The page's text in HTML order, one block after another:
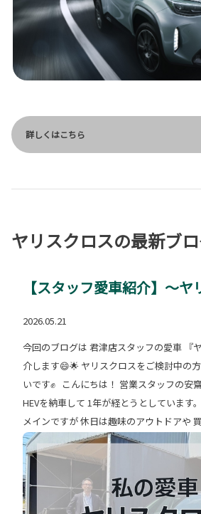
詳しくはこちら
ヤリスクロスの最新ブ
【スタッフ愛車紹介】～
2026.05.21
今回のブログは 君津店スタッフの愛車 『
介します😄🌟 ヤリスクロスをご検討中の方の 参考になると嬉し
いです✊ こんにちは！ 営業スタッフの安齋です🌟 ヤリスクロス
HEVを納車して 1年が経とうとしています。 通勤（片道30km）が
メインですが 休日は趣味のアウトドアや
用しております。 特に気に入っている点は... ①燃費 使い方にも
よりますが 平均燃費はなんと27km!! ガソ
り ハイブリッド車の良さを体感しています🍃 ②荷室の広さ 趣
のキャンプ道具が 余裕で積める荷室に大満足です